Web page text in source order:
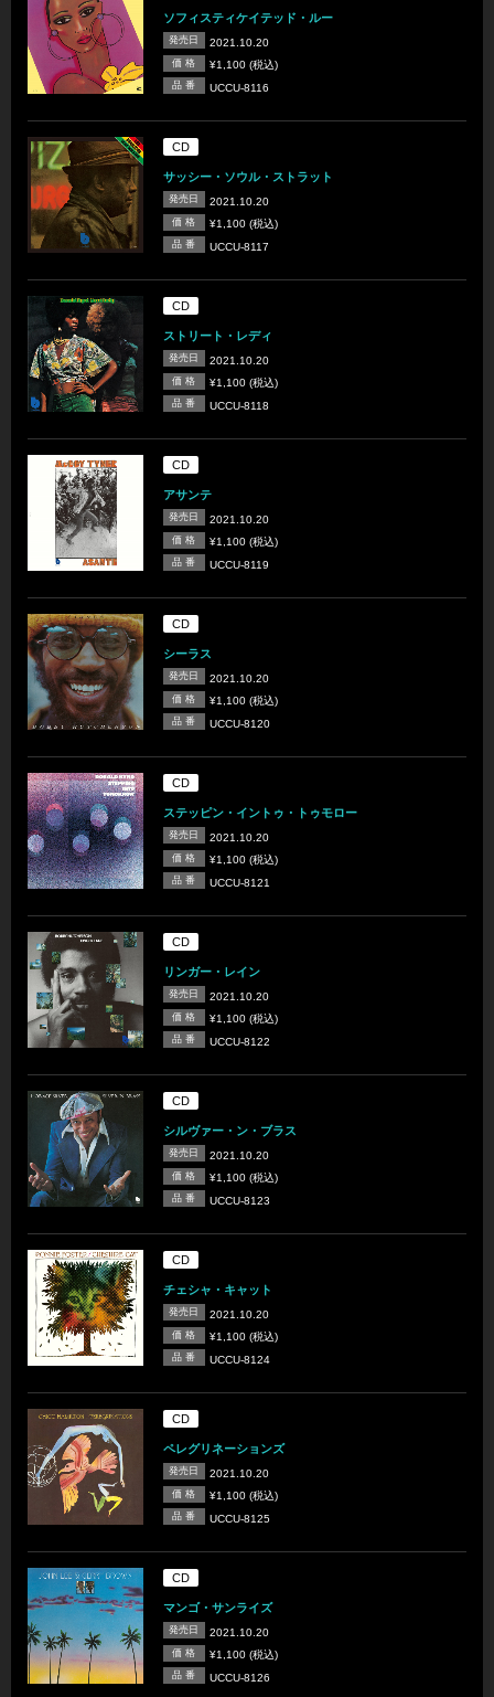
ソフィスティケイテッド・ルー
発売日 2021.10.20
価 格 ¥1,100 (税込)
品 番 UCCU-8116
CD
サッシー・ソウル・ストラット
発売日 2021.10.20
価 格 ¥1,100 (税込)
品 番 UCCU-8117
CD
ストリート・レディ
発売日 2021.10.20
価 格 ¥1,100 (税込)
品 番 UCCU-8118
CD
アサンテ
発売日 2021.10.20
価 格 ¥1,100 (税込)
品 番 UCCU-8119
CD
シーラス
発売日 2021.10.20
価 格 ¥1,100 (税込)
品 番 UCCU-8120
CD
ステッピン・イントゥ・トゥモロー
発売日 2021.10.20
価 格 ¥1,100 (税込)
品 番 UCCU-8121
CD
リンガー・レイン
発売日 2021.10.20
価 格 ¥1,100 (税込)
品 番 UCCU-8122
CD
シルヴァー・ン・ブラス
発売日 2021.10.20
価 格 ¥1,100 (税込)
品 番 UCCU-8123
CD
チェシャ・キャット
発売日 2021.10.20
価 格 ¥1,100 (税込)
品 番 UCCU-8124
CD
ペレグリネーションズ
発売日 2021.10.20
価 格 ¥1,100 (税込)
品 番 UCCU-8125
CD
マンゴ・サンライズ
発売日 2021.10.20
価 格 ¥1,100 (税込)
品 番 UCCU-8126